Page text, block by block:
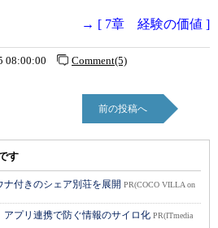
→ [ 7章 経験の価値 ]
08:00:00 Comment(5)
前の投稿へ
す
付きのシェア別荘を展開 PR(COCO VILLA on
プリ連携で防ぐ情報のサイロ化 PR(ITmedia